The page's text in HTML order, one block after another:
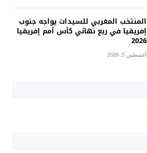
المنتخب المغربي للسيدات يواجه جنوب
إفريقيا في ربع نهائي كأس أمم إفريقيا
2026
أغسطس 5, 2026